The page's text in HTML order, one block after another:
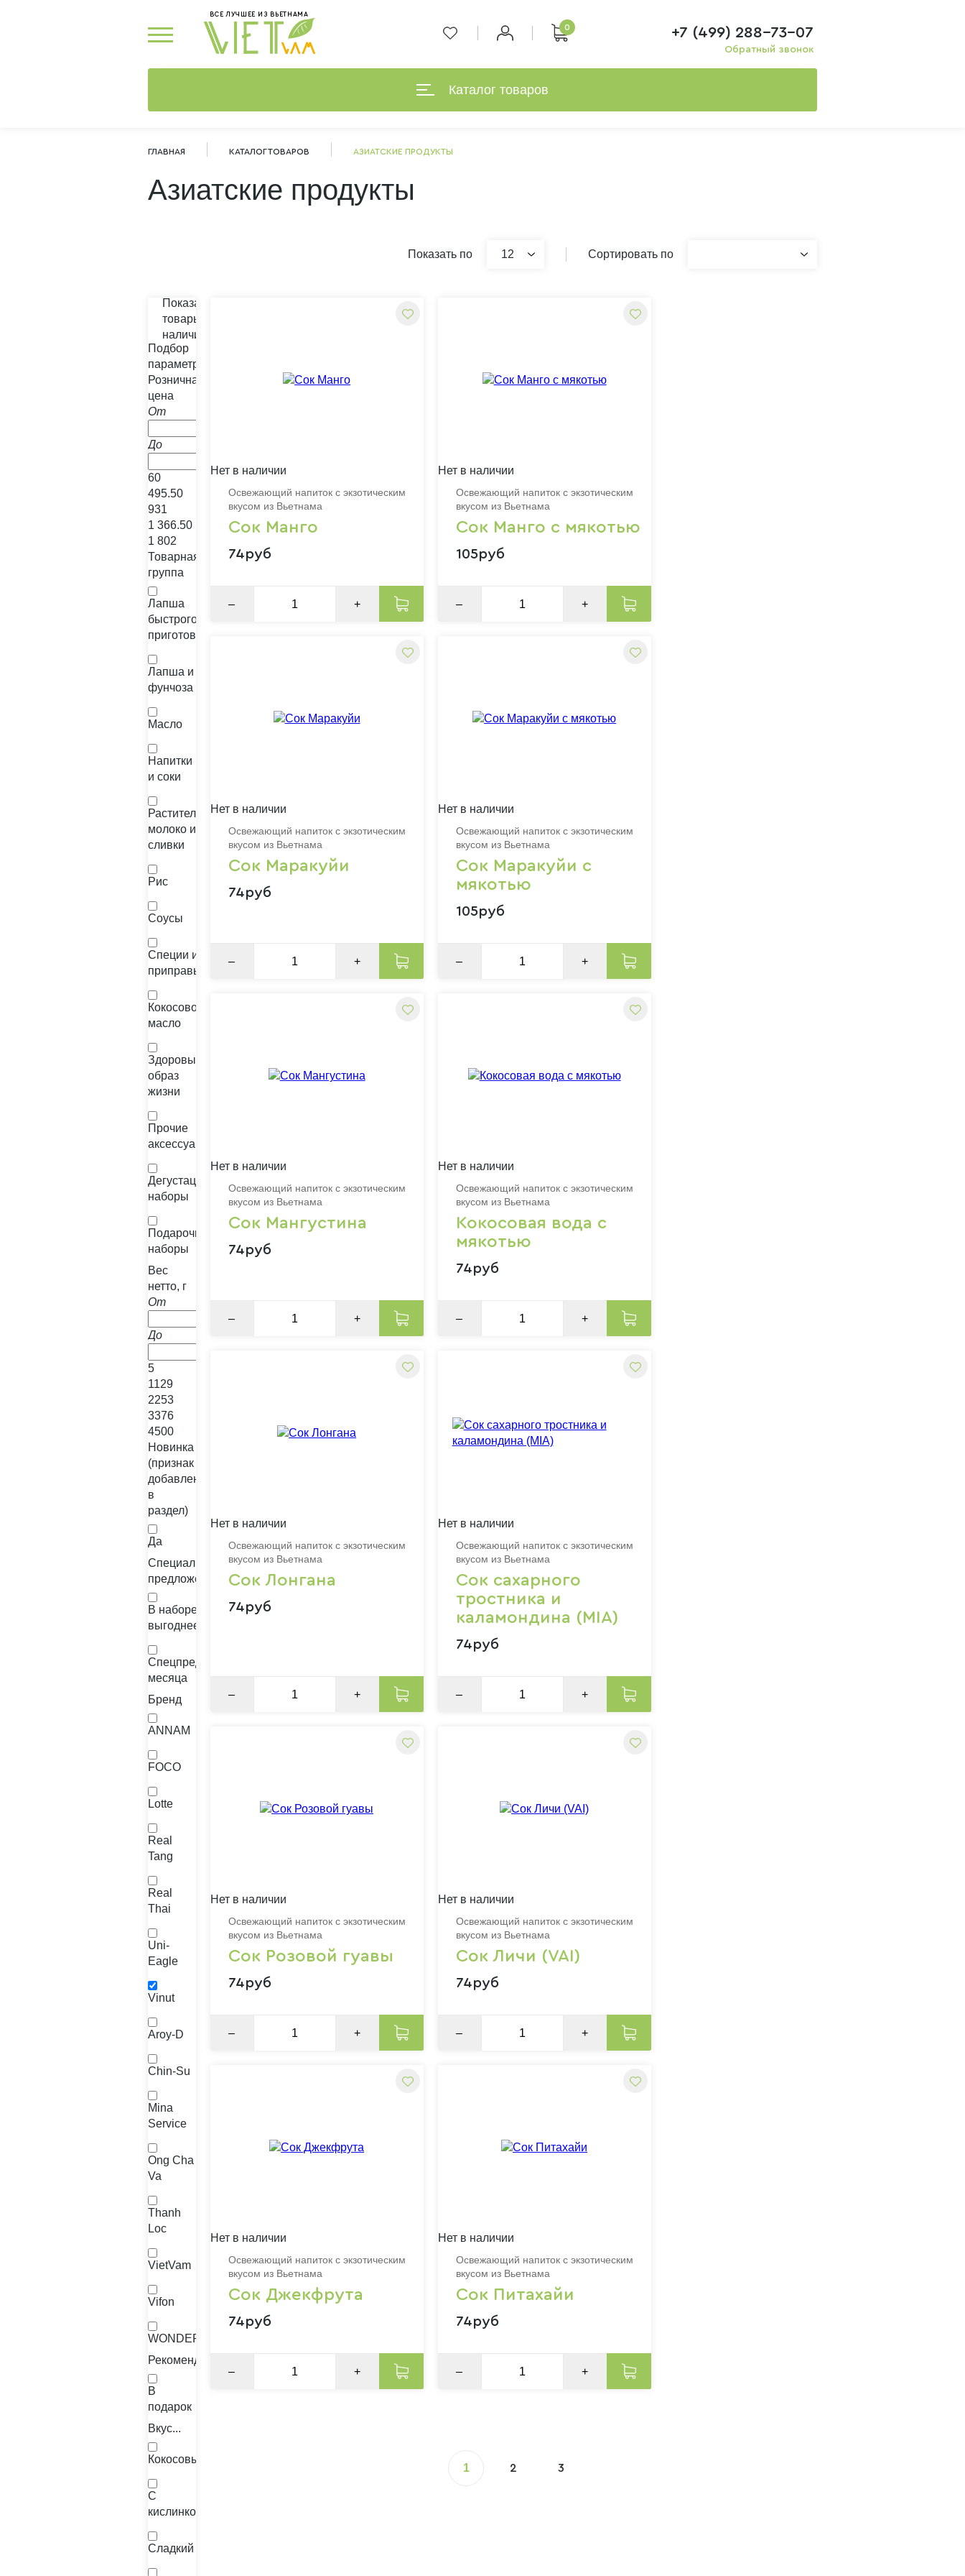
ВСЕ ЛУЧШЕЕ ИЗ ВЬЕТНАМА
0
Каталог товаров
+7 (499) 288-73-07
Обратный звонок
ГЛАВНАЯ КАТАЛОГ ТОВАРОВ АЗИАТСКИЕ ПРОДУКТЫ
Азиатские продукты
Показать по 12 Сортировать по
Показать
товары в
наличии
Подбор
параметров
Розничная
цена
От
До
60
495.50
931
1 366.50
1 802
Товарная
группа
Лапша
быстрого
приготовления
Лапша и
фунчоза
Масло
Напитки
и соки
Растительное
молоко и
сливки
Рис
Соусы
Специи и
приправы
Кокосовое
масло
Здоровый
образ
жизни
Прочие
аксессуары
Дегустационные
наборы
Подарочные
наборы
Вес
нетто, г
От
До
5
1129
2253
3376
4500
Новинка
(признак
добавления
в
раздел)
Да
Специальные
предложения
В наборе
выгоднее
Спецпредложение
месяца
Бренд
ANNAM
FOCO
Lotte
Real
Tang
Real
Thai
Uni-
Eagle
Vinut
Aroy-D
Chin-Su
Mina
Service
Ong Cha
Va
Thanh
Loc
VietVam
Vifon
WONDERFARM
Рекомендации
В
подарок
Вкус...
Кокосовый
С
кислинкой
Сладкий
Нет в наличии
Освежающий напиток с экзотическим
вкусом из Вьетнама
Сок Манго
74руб
– +
Нет в наличии
Освежающий напиток с экзотическим
вкусом из Вьетнама
Сок Манго с мякотью
105руб
– +
Нет в наличии
Освежающий напиток с экзотическим
вкусом из Вьетнама
Сок Маракуйи
74руб
– +
Нет в наличии
Освежающий напиток с экзотическим
вкусом из Вьетнама
Сок Маракуйи с
мякотью
105руб
– +
Нет в наличии
Освежающий напиток с экзотическим
вкусом из Вьетнама
Сок Мангустина
74руб
– +
Нет в наличии
Освежающий напиток с экзотическим
вкусом из Вьетнама
Кокосовая вода с
мякотью
74руб
– +
Нет в наличии
Освежающий напиток с экзотическим
вкусом из Вьетнама
Сок Лонгана
74руб
– +
Нет в наличии
Освежающий напиток с экзотическим
вкусом из Вьетнама
Сок сахарного
тростника и
каламондина (MIA)
74руб
– +
Нет в наличии
Освежающий напиток с экзотическим
вкусом из Вьетнама
Сок Розовой гуавы
74руб
– +
Нет в наличии
Освежающий напиток с экзотическим
вкусом из Вьетнама
Сок Личи (VAI)
74руб
– +
Нет в наличии
Освежающий напиток с экзотическим
вкусом из Вьетнама
Сок Джекфрута
74руб
– +
Нет в наличии
Освежающий напиток с экзотическим
вкусом из Вьетнама
Сок Питахайи
74руб
– +
1 2 3